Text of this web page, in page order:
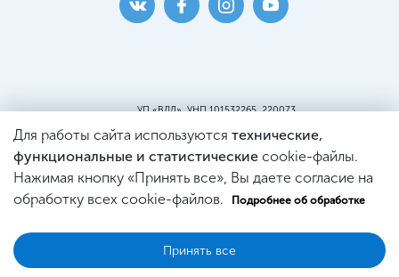
УП «ВДЛ», УНП 101532265, 220073
Пункт самовывоза:
г. Минск, ул. Кальварийская, 25, пом. 220
Минским Горисполкомом.
Регистрация в Торговом реестре
№444353 от 21.03.2019г.
Для работы сайта используются технические,
функциональные и статистические cookie-файлы.
Нажимая кнопку «Принять все», Вы даете согласие на
обработку всех cookie-файлов.
Подробнее об обработке
Принять все